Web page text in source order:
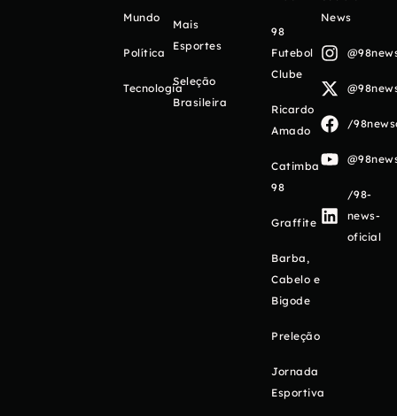
Mundo
Política
Tecnologia
Mais
Esportes
Seleção
Brasileira
98
Futebol
Clube
Ricardo
Amado
Catimba
98
Graffite
Barba,
Cabelo e
Bigode
Preleção
Jornada
Esportiva
News
/
/98-
news-
oficial